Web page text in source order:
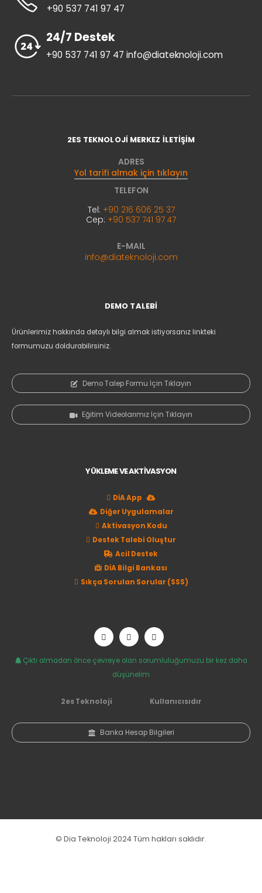
+90 537 741 97 47
24/7 Destek
+90 537 741 97 47 info@diateknoloji.com
2ES TEKNOLOJİ MERKEZ İLETİŞİM
ADRES
Yol tarifi almak için tıklayın
TELEFON
Tel: +90 216 606 25 37
Cep: +90 537 741 97 47
E-MAIL
info@diateknoloji.com
DEMO TALEBİ
Ürünlerimiz hakkında detaylı bilgi almak istiyorsanız linkteki
formumuzu doldurabilirsiniz.
Demo Talep Formu İçin Tıklayın
Eğitim Videolarımız İçin Tıklayın
YÜKLEME VE AKTİVASYON
DİA App
Diğer Uygulamalar
Aktivasyon Kodu
Destek Talebi Oluştur
Acil Destek
DİA Bilgi Bankası
Sıkça Sorulan Sorular (SSS)
Çıktı almadan önce çevreye olan sorumluluğumuzu bir kez daha
düşünelim
2es Teknoloji Kullanıcısıdır
Banka Hesap Bilgileri
© Dia Teknoloji 2024 Tüm hakları saklıdır.